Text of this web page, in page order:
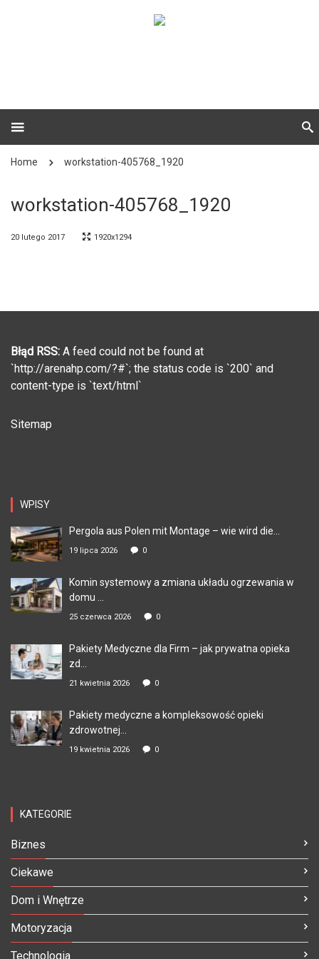
Home workstation-405768_1920
workstation-405768_1920
20 lutego 2017 1920x1294
Błąd RSS: A feed could not be found at
`http://arenahp.com/?#`; the status code is `200` and
content-type is `text/html`
Sitemap
WPISY
Pergola aus Polen mit Montage – wie wird die...
19 lipca 2026 0
Komin systemowy a zmiana układu ogrzewania w
domu ...
25 czerwca 2026 0
Pakiety Medyczne dla Firm – jak prywatna opieka
zd...
21 kwietnia 2026 0
Pakiety medyczne a kompleksowość opieki
zdrowotnej...
19 kwietnia 2026 0
KATEGORIE
Biznes
Ciekawe
Dom i Wnętrze
Motoryzacja
Technologia